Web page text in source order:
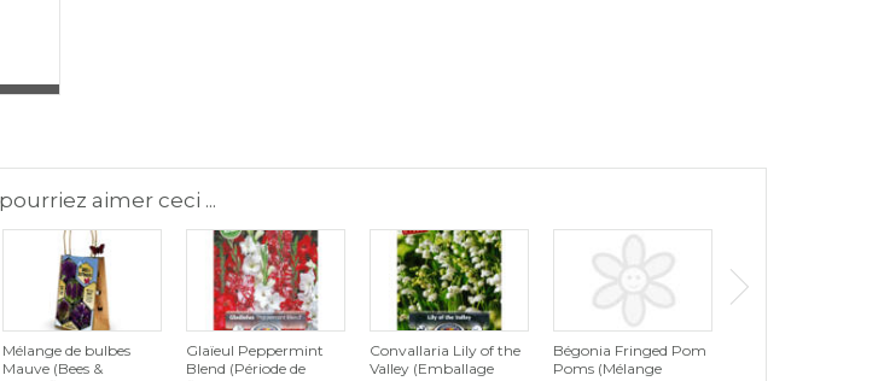
aimer ceci ...
Mélange de bulbes
Mauve (Bees &
Glaïeul Peppermint
Blend (Période de
Convallaria Lily of the
Valley (Emballage
Bégonia Fringed Pom
Poms (Mélange